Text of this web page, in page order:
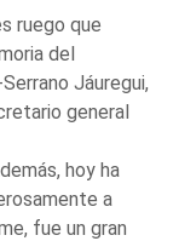
ruego que
del
Jáuregui,
general
hoy ha
a
fue un gran